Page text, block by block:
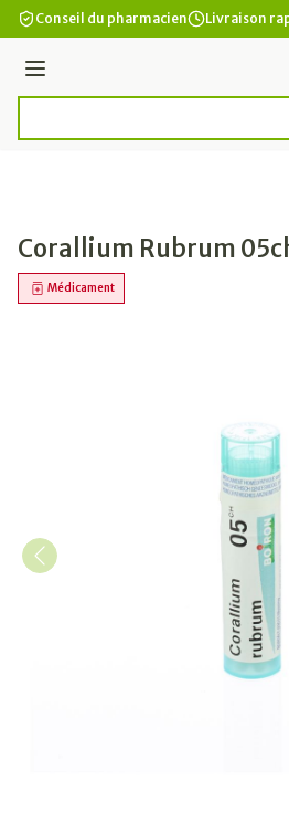
Aller au contenu
Conseil du pharmacien Livraison
Menu
Corallium Rubrum
Médicament